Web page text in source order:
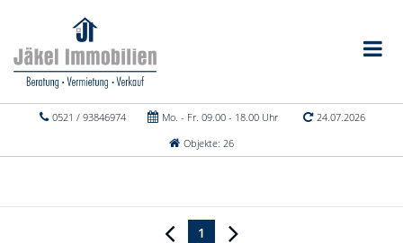
0521 / 93846974 Mo. - Fr. 09.00 - 18.00 Uhr
24.07.2026
Objekte: 26
1